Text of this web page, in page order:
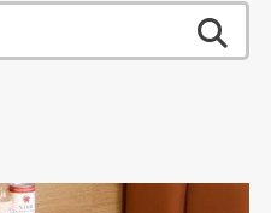
索: